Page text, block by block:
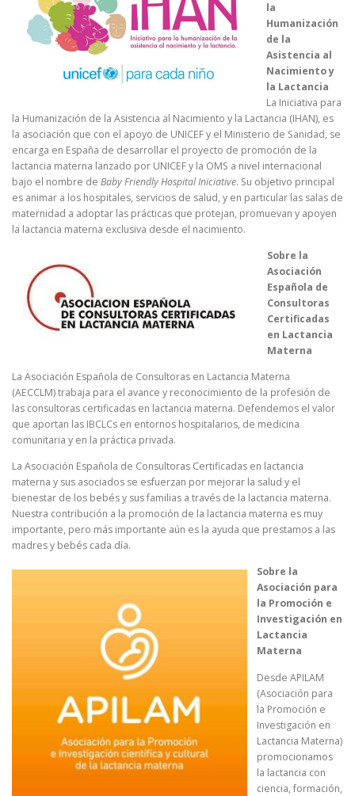
la
Humanización
de la
Asistencia al
Nacimiento y
la Lactancia
La Iniciativa para
la Humanización de la Asistencia al Nacimiento y la Lactancia (IHAN), es
la asociación que con el apoyo de UNICEF y el Ministerio de Sanidad, se
encarga en España de desarrollar el proyecto de promoción de la
lactancia materna lanzado por UNICEF y la OMS a nivel internacional
bajo el nombre de Baby Friendly Hospital Iniciative. Su objetivo principal
es animar a los hospitales, servicios de salud, y en particular las salas de
maternidad a adoptar las prácticas que protejan, promuevan y apoyen
la lactancia materna exclusiva desde el nacimiento.
Sobre la
Asociación
Española de
Consultoras
Certificadas
en Lactancia
Materna
La Asociación Española de Consultoras en Lactancia Materna
(AECCLM) trabaja para el avance y reconocimiento de la profesión de
las consultoras certificadas en lactancia materna. Defendemos el valor
que aportan las IBCLCs en entornos hospitalarios, de medicina
comunitaria y en la práctica privada.
La Asociación Española de Consultoras Certificadas en lactancia
materna y sus asociados se esfuerzan por mejorar la salud y el
bienestar de los bebés y sus familias a través de la lactancia materna.
Nuestra contribución a la promoción de la lactancia materna es muy
importante, pero más importante aún es la ayuda que prestamos a las
madres y bebés cada día.
Sobre la
Asociación para
la Promoción e
Investigación en
Lactancia
Materna
Desde APILAM
(Asociación para
la Promoción e
Investigación en
Lactancia Materna)
promocionamos
la lactancia con
ciencia, formación,